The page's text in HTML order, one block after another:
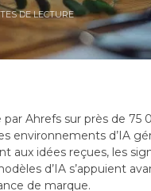
DE LECTURE
Ahrefs sur près de
environnements d’IA
aux idées reçues, les
d’IA s’appuient
de marque.